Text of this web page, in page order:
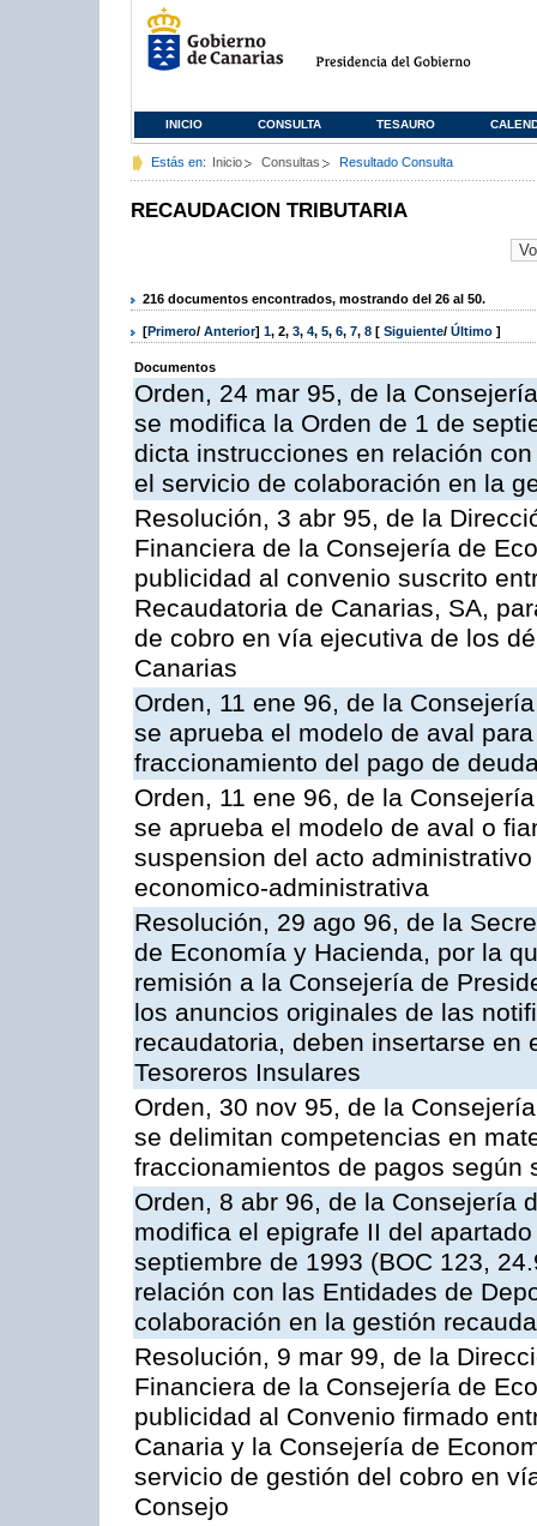
INICIO CONSULTA TESAURO
Estás en: Inicio Consultas Resultado Consulta
RECAUDACION TRIBUTARIA
216 documentos encontrados, mostrando del 26 al 50.
[Primero/ Anterior] 1, 2, 3, 4, 5, 6, 7, 8 [ Siguiente/ Último ]
Documentos
Orden, 24 mar 95, de la
se modifica la Orden de 1 de
dicta instrucciones en relación
el servicio de colaboración en la
Resolución, 3 abr 95, de la
Financiera de la Consejería de
publicidad al convenio suscrito
Recaudatoria de Canarias, SA,
de cobro en vía ejecutiva de los
Canarias
Orden, 11 ene 96, de la
se aprueba el modelo de aval
fraccionamiento del pago de
Orden, 11 ene 96, de la
se aprueba el modelo de aval o
suspension del acto
economico-administrativa
Resolución, 29 ago 96, de la
de Economía y Hacienda, por la
remisión a la Consejería de
los anuncios originales de las
recaudatoria, deben insertarse en
Tesoreros Insulares
Orden, 30 nov 95, de la
se delimitan competencias en
fraccionamientos de pagos según
Orden, 8 abr 96, de la Consejería
modifica el epigrafe II del
septiembre de 1993 (BOC 123,
relación con las Entidades de
colaboración en la gestión
Resolución, 9 mar 99, de la
Financiera de la Consejería de
publicidad al Convenio firmado
Canaria y la Consejería de
servicio de gestión del cobro en
Consejo